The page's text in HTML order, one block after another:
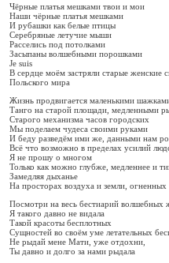
Чёрные платья мешками твои и мои
Наши чёрные платья мешками
И рубашки как белые птицы
Серебряные летучие мыши
Расселись под потолками
Засыпаны волшебными порошками
Je suis
В сердце моём застряли старые женские
Польского мира
Жизнь продвигается маленькими
Танго на старой площади, медленными
Старого механизма часов городских
Мы поделаем чудеса своими руками
И беду разведём ими же, данными нам
Всё что возможно в пределах усилий
Я не прошу о многом
Только как можно глубже, медленнее и
Замедляя дыханье
На просторах воздуха и земли,
Посмотри на весь бестиарий волшебных
Я такого давно не видала
Такой красоты бесплотных
Сущностей во своём уме летательных
Не рыдай мене Мати, уже отдохни,
Ты давно и долго за нами рыдала